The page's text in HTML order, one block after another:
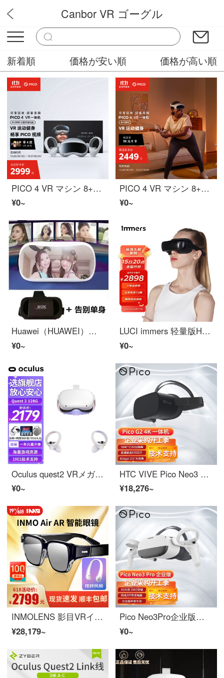
VRメガネ
Canbor VR ゴーグル
新着順 価格が安い順 価格が高い順
PICO 4 VR マシン 8+256G【小魔方思う存分版を遊ぶ】年度旗舰爆款新机 体性感覚VR インテリジェントメガネ VRメガネ
¥0~
PICO 4 VR マシン 8+128G 年度旗舰爆款新机 PC体性感覚VR装置 沉浸体验 インテリジェントメガネ VRメガネ
¥0~
Huawei（HUAWEI）ユニバーサルVRメガネスマホひたむきなバーチャル現実3DインテリジェントrvメガネApple安卓ユニバーサル性家庭vrゲーム機樱途 vrB【ブルーレイ版】+资源+耳机
¥0~
LUCI immers 轻量版HD头显头戴影院3Dメガネスマホ影院巨大スクリーン观影 轻量版+HDMI转接盒
¥0~
Oculus quest2 VRメガネマシン 体性感覚ゲーム機steam头戴インテリジェント装置VR头显バーチャル現実 元宇宙 Quest 2 128G【买1送9】送舒适头戴
¥0~
HTC VIVE Pico Neo3 VRマシン 畅玩steam 骁龙VRメガネ 無線串流4K体性感覚ゲーム pico G2 4K 小怪物2代 不含票
¥18,276~
INMOLENS 影目VRインテリジェントメガネ影目科技AirHDARインテリジェントメガネ INMO 元界黑
¥28,179~
Pico Neo3Pro企业版眼动追踪版旗舰VRメガネマシン行业定制骁龙XR2瞳距调节 Neo 3 Pro
¥0~